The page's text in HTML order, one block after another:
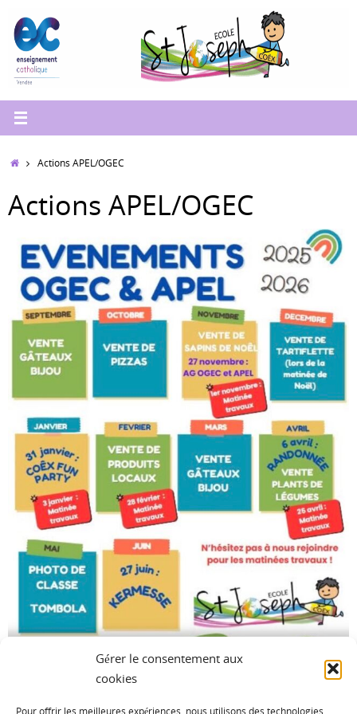
Gérer le consentement aux
cookies
Pour offrir les meilleures expériences, nous utilisons des technologies
contenu
AccueilActions APEL/OGEC
Actions APEL/OGEC
Screenshot